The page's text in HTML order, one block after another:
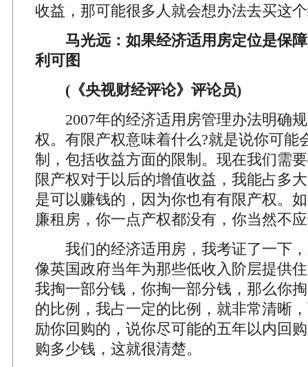
收益，那可能很多人就会想办法去买这
马光远：如果经济适用房定位是保障
利可图
(《央视财经评论》评论员)
2007年的经济适用房管理办法明确规
权。有限产权意味着什么?就是说你可能
制，包括收益方面的限制。现在我们需
限产权对于以后的增值收益，我能占多
是可以赚钱的，因为你也有有限产权。
廉租房，你一点产权都没有，你当然不
我们的经济适用房，我考证了一下，
像英国政府当年为那些低收入阶层提供
我掏一部分钱，你掏一部分钱，那么你
的比例，我占一定的比例，就非常清晰
励你回购的，说你尽可能的五年以内回
购多少钱，这就很清楚。